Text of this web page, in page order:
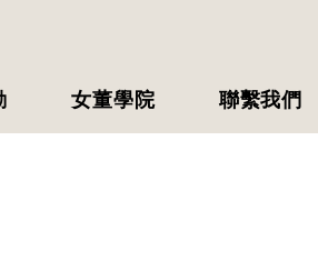
女董學院 聯繫我們